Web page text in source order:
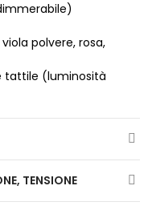
polvere, rosa,
tattile (luminosità
TENSIONE